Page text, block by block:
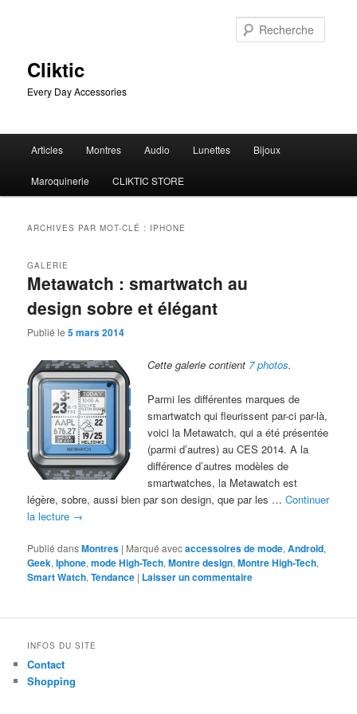
Cliktic
Every Day Accessories
principal
Articles Montres Audio Lunettes Bijoux
Maroquinerie CLIKTIC STORE
ARCHIVES PAR MOT-CLÉ : IPHONE
Metawatch : smartwatch au
design sobre et élégant
GALERIE
Publié le5 mars 2014
Cette galerie contient 7 photos.
Parmi les différentes marques de
smartwatch qui fleurissent par-ci par-là,
voici la Metawatch, qui a été présentée
(parmi d’autres) au CES 2014. A la
différence d’autres modèles de
smartwatches, la Metawatch est
légère, sobre, aussi bien par son design, que par les …Continuer
la lecture →
Publié dansMontres | Marqué avecaccessoires de mode,Android,
Geek,Iphone,mode High-Tech,Montre design,Montre High-Tech,
Smart Watch,Tendance | Laisser un commentaire
INFOS DU SITE
Contact
Shopping